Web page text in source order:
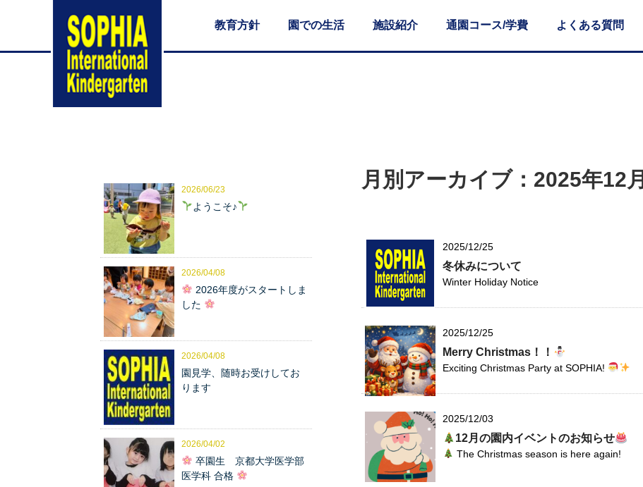
教育方針 園での生活 施設紹介 通園コース/学費 よくある質問
月別アーカイブ：2025年12月
2025/12/25
冬休みについて
Winter Holiday Notice
2025/12/25
Merry Christmas！！
Exciting Christmas Party at SOPHIA!
2025/12/03
12月の園内イベントのお知らせ
The Christmas season is here again!
2026/06/23
ようこそ♪
2026/04/08
2026年度がスタートしま
した
2026/04/08
園見学、随時お受けしてお
ります
2026/04/02
卒園生 京都大学医学部
医学科 合格